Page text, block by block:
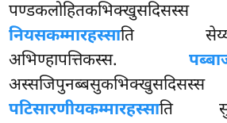
नियसकम्मारहस्साति
अभिण्हापत्तिकस्स.
पटिसारणीयकम्मारहस्साति